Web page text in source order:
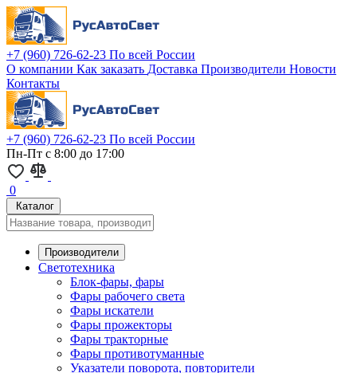
+7 (960) 726-62-23 По всей России
О компании Как заказать Доставка Производители Новости
Контакты
+7 (960) 726-62-23 По всей России
Пн-Пт с 8:00 до 17:00
0
Каталог
Производители
Светотехника
Блок-фары, фары
Фары рабочего света
Фары искатели
Фары прожекторы
Фары тракторные
Фары противотуманные
Указатели поворота, повторители